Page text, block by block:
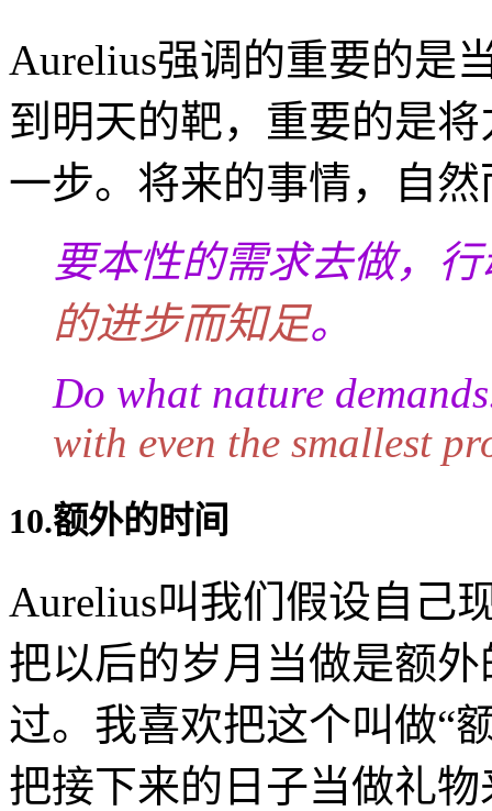
Aurelius强调的重要的是
到明天的靶，重要的是
一步。将来的事情，自
要本性的需求去做，
的进步而知足。
Do what nature
with even the smallest
10.额外的时间
Aurelius叫我们假设自己
把以后的岁月当做是额
过。我喜欢把这个叫做“
把接下来的日子当做礼